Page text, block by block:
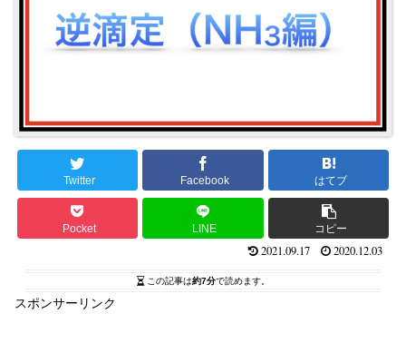
Twitter Facebook はてブ
Pocket LINE コピー
2021.09.17 2020.12.03
この記事は約7分で読めます。
スポンサーリンク